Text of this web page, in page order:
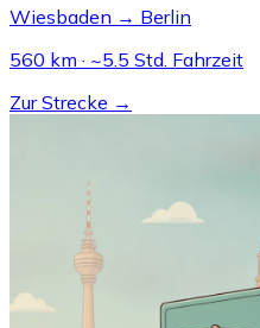
Wiesbaden → Berlin
560 km · ~5.5 Std. Fahrzeit
Zur Strecke →